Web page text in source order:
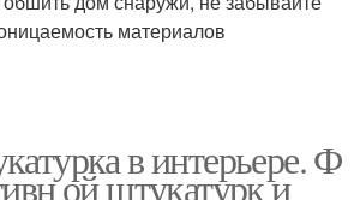
материалов
в интерьере. Ф
ой штукатурк и